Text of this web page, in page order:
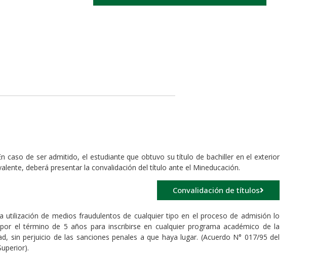
caso de ser admitido, el estudiante que obtuvo su título de bachiller en el exterior
deberá presentar la convalidación del título ante el Mineducación.
Convalidación de títulos
utilización de medios fraudulentos de cualquier tipo en el proceso de admisión lo
el término de 5 años para inscribirse en cualquier programa académico de la
sin perjuicio de las sanciones penales a que haya lugar. (Acuerdo N° 017/95 del